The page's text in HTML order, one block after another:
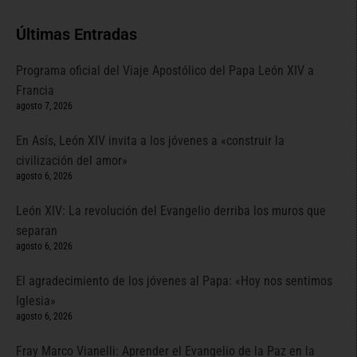
Últimas Entradas
Programa oficial del Viaje Apostólico del Papa León XIV a
Francia
agosto 7, 2026
En Asís, León XIV invita a los jóvenes a «construir la
civilización del amor»
agosto 6, 2026
León XIV: La revolución del Evangelio derriba los muros que
separan
agosto 6, 2026
El agradecimiento de los jóvenes al Papa: «Hoy nos sentimos
Iglesia»
agosto 6, 2026
Fray Marco Vianelli: Aprender el Evangelio de la Paz en la